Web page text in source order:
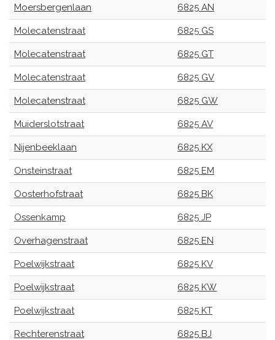
Moersbergenlaan 6825 AN
Molecatenstraat 6825 GS
Molecatenstraat 6825 GT
Molecatenstraat 6825 GV
Molecatenstraat 6825 GW
Muiderslotstraat 6825 AV
Nijenbeeklaan 6825 KX
Onsteinstraat 6825 EM
Oosterhofstraat 6825 BK
Ossenkamp 6825 JP
Overhagenstraat 6825 EN
Poelwijkstraat 6825 KV
Poelwijkstraat 6825 KW
Poelwijkstraat 6825 KT
Rechterenstraat 6825 BJ